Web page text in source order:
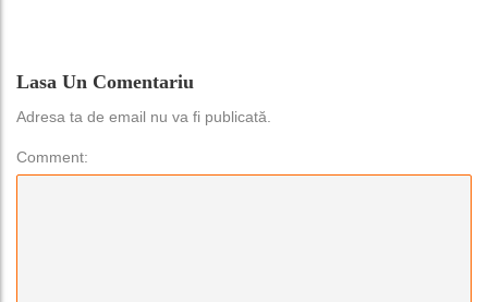
Lasa Un Comentariu
Adresa ta de email nu va fi publicată.
Comment: